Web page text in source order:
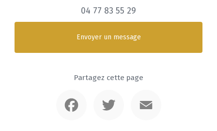
04 77 83 55 29
Envoyer un message
Partagez cette page